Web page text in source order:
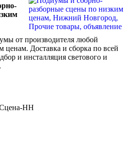
от производителя любой
ценам. Доставка и сборка по всей
и инсталляция светового и
НН